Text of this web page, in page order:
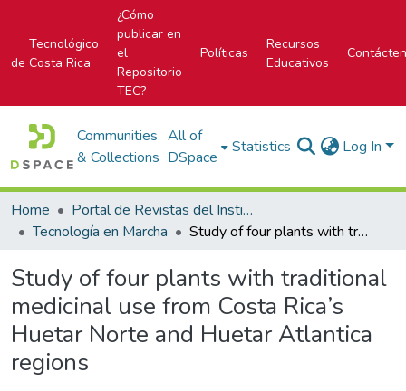
Tecnológico
de Costa Rica
¿Cómo
publicar en
el
Repositorio
TEC?
Políticas
Recursos
Educativos
Communities
& Collections
All of
DSpace
Statistics Log In
Home
Portal de Revistas del Instituto Tecnológico de Costa Rica
Tecnología en Marcha
Study of four plants with traditional medicinal use from Costa Rica’s Huetar Norte and Huetar Atlantica regions
Study of four plants with traditional
medicinal use from Costa Rica’s
Huetar Norte and Huetar Atlantica
regions